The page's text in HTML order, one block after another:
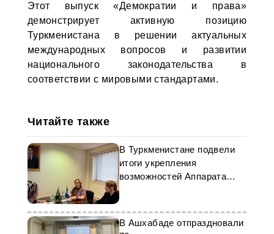
Этот выпуск «Демократии и права»
демонстрирует активную позицию
Туркменистана в решении актуальных
международных вопросов и развитии
национального законодательства в
соответствии с мировыми стандартами.
Читайте также
В Туркменистане подвели
итоги укрепления
возможностей Аппарата
Омбудсмена
В Ашхабаде отпраздновали